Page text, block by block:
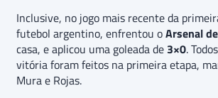
Inclusive, no jogo mais recente da
futebol argentino, enfrentou oArsenal
casa, e aplicou uma goleada de 3×0.
vitória foram feitos na primeira etapa,
Mura e Rojas.